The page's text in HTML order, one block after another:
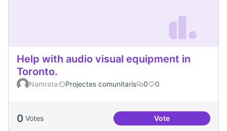
Help with audio visual equipment in
Toronto.
Namrata Projectes comunitaris 0 0
0 Votes VoteHelp with audio